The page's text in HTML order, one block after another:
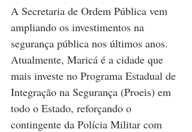
A Secretaria de Ordem Pública vem
ampliando os investimentos na
segurança pública nos últimos anos.
Atualmente, Maricá é a cidade que
mais investe no Programa Estadual de
Integração na Segurança (Proeis) em
todo o Estado, reforçando o
contingente da Polícia Militar com